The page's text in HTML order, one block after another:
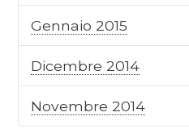
Gennaio 2015
Dicembre 2014
Novembre 2014